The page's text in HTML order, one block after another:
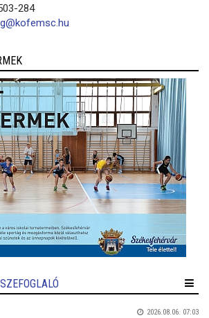
284
2026.08.06. 07:03